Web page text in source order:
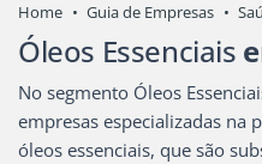
Home Guia de Empresas
Óleos Essenciais
No segmento Óleos
empresas especializadas na
óleos essenciais, que são